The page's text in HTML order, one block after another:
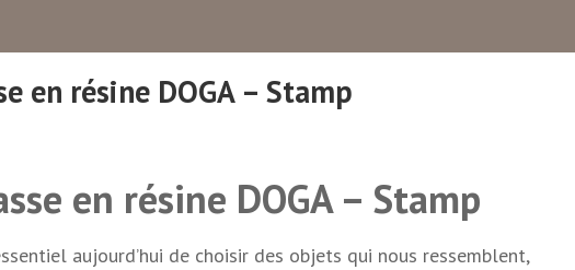
en résine DOGA – Stamp
en résine DOGA – Stamp
aujourd’hui de choisir des objets qui nous ressemblent,